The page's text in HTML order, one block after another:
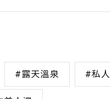
#露天溫泉 #私